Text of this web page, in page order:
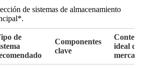
de sistemas de almacenamiento
de
Componentes
clave
ideal